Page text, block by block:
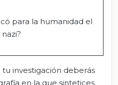
para la humanidad el
investigación deberás
en la que sintetices,